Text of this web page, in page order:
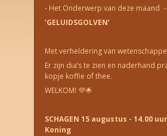
- Het Onderwerp van deze maand
’GELUIDSGOLVEN’
Met verheldering van
Er zijn dia’s te zien en naderhand
kopje koffie of thee.
WELKOM! 💜🌟
SCHAGEN 15 augustus - 14.00 uur
Koning